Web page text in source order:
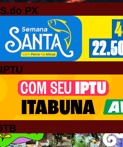
S.do PX
IPTU
ITB